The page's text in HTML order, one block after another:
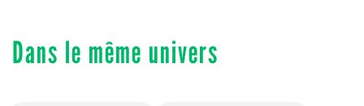
Dans le même univers